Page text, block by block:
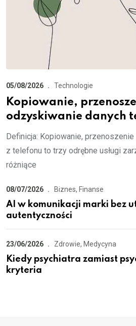
05/08/2026 Technologie
Kopiowanie,
odzyskiwanie danych
Definicja: Kopiowanie,
z telefonu to trzy odrębne usługi
różniące
08/07/2026 Biznes, Finanse
AI w komunikacji marki bez
autentyczności
23/06/2026 Zdrowie, Medycyna
Kiedy psychiatra zamiast
kryteria